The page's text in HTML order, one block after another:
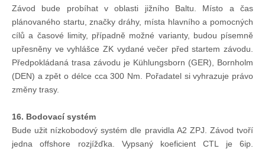
Závod bude probíhat v oblasti jižního Baltu. Místo a čas
plánovaného startu, značky dráhy, místa hlavního a pomocných
cílů a časové limity, případně možné varianty, budou písemně
upřesněny ve vyhlášce ZK vydané večer před startem závodu.
Předpokládaná trasa závodu je Kühlungsborn (GER), Bornholm
(DEN) a zpět o délce cca 300 Nm. Pořadatel si vyhrazuje právo
změny trasy.
16. Bodovací systém
Bude užit nízkobodový systém dle pravidla A2 ZPJ. Závod tvoří
jedna offshore rozjížďka. Vypsaný koeficient CTL je 6ip.